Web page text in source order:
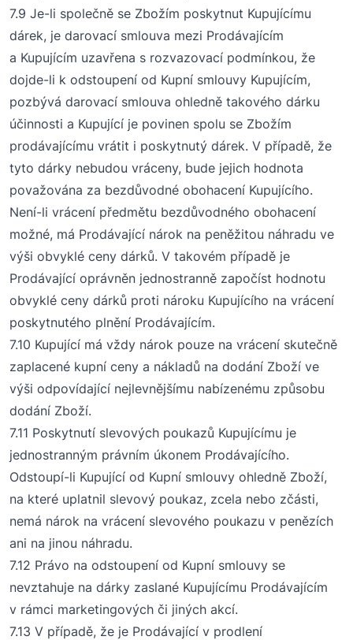
7.9 Je-li společně se Zbožím poskytnut Kupujícímu
dárek, je darovací smlouva mezi Prodávajícím
a Kupujícím uzavřena s rozvazovací podmínkou, že
dojde-li k odstoupení od Kupní smlouvy Kupujícím,
pozbývá darovací smlouva ohledně takového dárku
účinnosti a Kupující je povinen spolu se Zbožím
prodávajícímu vrátit i poskytnutý dárek. V případě, že
tyto dárky nebudou vráceny, bude jejich hodnota
považována za bezdůvodné obohacení Kupujícího.
Není-li vrácení předmětu bezdůvodného obohacení
možné, má Prodávající nárok na peněžitou náhradu ve
výši obvyklé ceny dárků. V takovém případě je
Prodávající oprávněn jednostranně započíst hodnotu
obvyklé ceny dárků proti nároku Kupujícího na vrácení
poskytnutého plnění Prodávajícím.
7.10 Kupující má vždy nárok pouze na vrácení skutečně
zaplacené kupní ceny a nákladů na dodání Zboží ve
výši odpovídající nejlevnějšímu nabízenému způsobu
dodání Zboží.
7.11 Poskytnutí slevových poukazů Kupujícímu je
jednostranným právním úkonem Prodávajícího.
Odstoupí-li Kupující od Kupní smlouvy ohledně Zboží,
na které uplatnil slevový poukaz, zcela nebo zčásti,
nemá nárok na vrácení slevového poukazu v penězích
ani na jinou náhradu.
7.12 Právo na odstoupení od Kupní smlouvy se
nevztahuje na dárky zaslané Kupujícímu Prodávajícím
v rámci marketingových či jiných akcí.
7.13 V případě, že je Prodávající v prodlení